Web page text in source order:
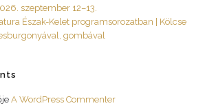
szeptember 12–13.
Észak-Kelet programsorozatban | Kölcse
gombával
A WordPress Commenter